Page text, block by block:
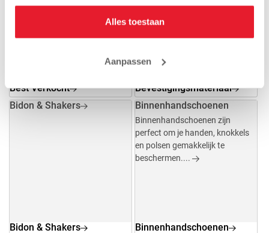
Alles toestaan
Aanpassen
Best Verkocht
Bevestigingsmateriaal
Bidon & Shakers
Bidon & Shakers
Binnenhandschoenen
Binnenhandschoenen zijn
perfect om je handen, knokkels
en polsen gemakkelijk te
beschermen....
Binnenhandschoenen